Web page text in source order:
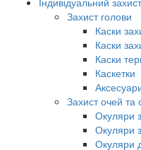
Захист голови
Каски
Каски
Каски
Каскетки
Захист очей та
Окуляри
Окуляри
Окуляри